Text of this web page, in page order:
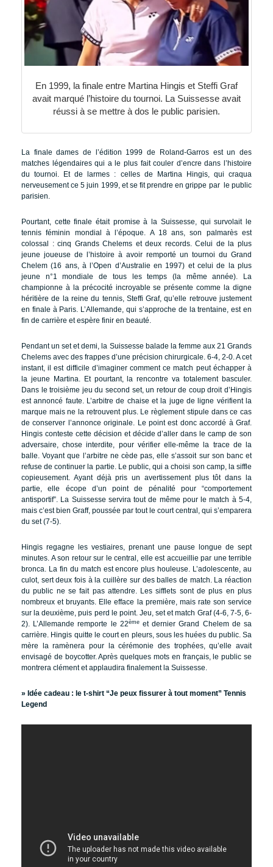
En 1999, la finale entre Martina Hingis et Steffi Graf
avait marqué l’histoire du tournoi. La Suissesse avait
réussi à se mettre à dos le public parisien.
La finale dames de l’édition 1999 de Roland-Garros est un des
matches légendaires qui a le plus fait couler d’encre dans l’histoire
du tournoi. Et de larmes : celles de Martina Hingis, qui craqua
nerveusement ce 5 juin 1999, et se fit prendre en grippe par le public
parisien.
Pourtant, cette finale était promise à la Suissesse, qui survolait le
tennis féminin mondial à l’époque. A 18 ans, son palmarès est
colossal : cinq Grands Chelems et deux records. Celui de la plus
jeune joueuse de l’histoire à avoir remporté un tournoi du Grand
Chelem (16 ans, à l’Open d’Australie en 1997) et celui de la plus
jeune n°1 mondiale de tous les temps (la même année). La
championne à la précocité incroyable se présente comme la digne
héritière de la reine du tennis, Steffi Graf, qu’elle retrouve justement
en finale à Paris. L’Allemande, qui s’approche de la trentaine, est en
fin de carrière et espère finir en beauté.
Pendant un set et demi, la Suissesse balade la femme aux 21 Grands
Chelems avec des frappes d’une précision chirurgicale. 6-4, 2-0. A cet
instant, il est difficile d’imaginer comment ce match peut échapper à
la jeune Martina. Et pourtant, la rencontre va totalement basculer.
Dans le troisième jeu du second set, un retour de coup droit d’Hingis
est annoncé faute. L’arbitre de chaise et la juge de ligne vérifient la
marque mais ne la retrouvent plus. Le règlement stipule dans ce cas
de conserver l’annonce originale. Le point est donc accordé à Graf.
Hingis conteste cette décision et décide d’aller dans le camp de son
adversaire, chose interdite, pour vérifier elle-même la trace de la
balle. Voyant que l’arbitre ne cède pas, elle s’assoit sur son banc et
refuse de continuer la partie. Le public, qui a choisi son camp, la siffle
copieusement. Ayant déjà pris un avertissement plus tôt dans la
partie, elle écope d’un point de pénalité pour “comportement
antisportif”. La Suissesse servira tout de même pour le match à 5-4,
mais c’est bien Graff, poussée par tout le court central, qui s’emparera
du set (7-5).
Hingis regagne les vestiaires, prenant une pause longue de sept
minutes. A son retour sur le central, elle est accueillie par une terrible
bronca. La fin du match est encore plus houleuse. L’adolescente, au
culot, sert deux fois à la cuillère sur des balles de match. La réaction
du public ne se fait pas attendre. Les sifflets sont de plus en plus
nombreux et bruyants. Elle efface la première, mais rate son service
sur la deuxième, puis perd le point. Jeu, set et match Graf (4-6, 7-5, 6-
2). L’Allemande remporte le 22èmeet dernier Grand Chelem de sa
carrière. Hingis quitte le court en pleurs, sous les huées du public. Sa
mère la ramènera pour la cérémonie des trophées, qu’elle avait
envisagé de boycotter. Après quelques mots en français, le public se
montrera clément et applaudira finalement la Suissesse.
» Idée cadeau : le t-shirt “Je peux fissurer à tout moment” Tennis
Legend